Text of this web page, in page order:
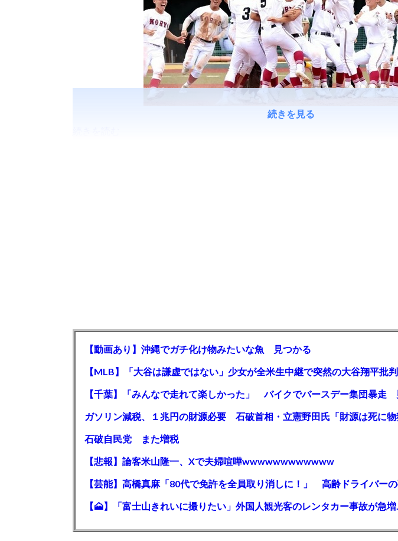
続きを見る
【動画あり】沖縄でガチ化け物みたいな魚 見つかる
石破自民党 また増税
【悲報】論客米山隆一、Xで夫婦喧嘩wwwwwwwwwwww